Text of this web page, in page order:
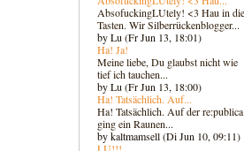
AbsofuckingLUtely! <3 Hau in die
Tasten. Wir Silberrückenblogger...
by Lu (Fr Jun 13, 18:01)
Ha! Ja!
Meine liebe, Du glaubst nicht wie
tief ich tauchen...
by Lu (Fr Jun 13, 18:00)
Ha! Tatsächlich. Auf...
Ha! Tatsächlich. Auf der re:publica
ging ein Raunen...
by kaltmamsell (Di Jun 10, 09:11)
LU!!!